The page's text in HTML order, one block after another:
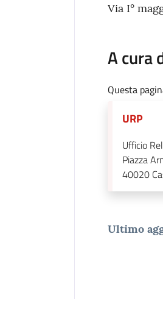
Via I°
A cura
Questa
URP
Ufficio
Piazza
40020
Ultimo